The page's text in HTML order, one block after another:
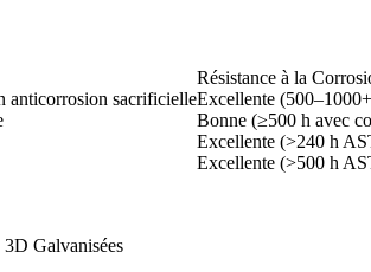
Résistance à la
anticorrosion sacrificielleExcellente
Bonne (≥500 h avec
Excellente (>240 h
Excellente (>500 h
Galvanisées